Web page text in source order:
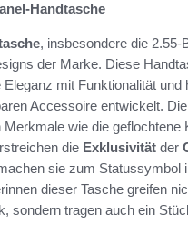
Handtasche
, insbesondere die 2.55-
der Marke. Diese
mit Funktionalität und
Accessoire entwickelt. Die
wie die geflochtene
die Exklusivität der
sie zum Statussymbol
dieser Tasche greifen
sondern tragen auch ein